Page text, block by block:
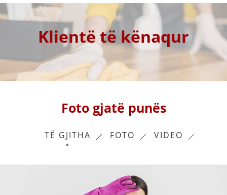
Klientë të kënaqur
Foto gjatë punës
TË GJITHA FOTO VIDEO